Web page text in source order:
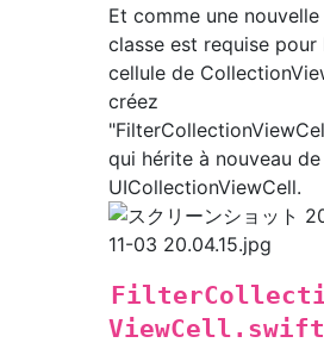
Et comme une nouvelle
classe est requise pour
cellule de
créez
qui hérite à nouveau de
UICollectionViewCell.
ViewCell.swift